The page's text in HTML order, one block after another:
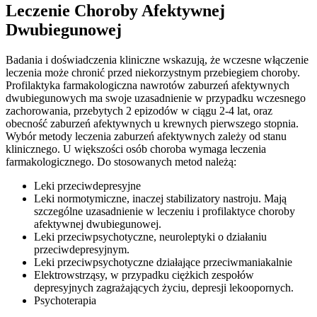
Leczenie Choroby Afektywnej
Dwubiegunowej
Badania i doświadczenia kliniczne wskazują, że wczesne włączenie
leczenia może chronić przed niekorzystnym przebiegiem choroby.
Profilaktyka farmakologiczna nawrotów zaburzeń afektywnych
dwubiegunowych ma swoje uzasadnienie w przypadku wczesnego
zachorowania, przebytych 2 epizodów w ciągu 2-4 lat, oraz
obecność zaburzeń afektywnych u krewnych pierwszego stopnia.
Wybór metody leczenia zaburzeń afektywnych zależy od stanu
klinicznego. U większości osób choroba wymaga leczenia
farmakologicznego. Do stosowanych metod należą:
Leki przeciwdepresyjne
Leki normotymiczne, inaczej stabilizatory nastroju. Mają
szczególne uzasadnienie w leczeniu i profilaktyce choroby
afektywnej dwubiegunowej.
Leki przeciwpsychotyczne, neuroleptyki o działaniu
przeciwdepresyjnym.
Leki przeciwpsychotyczne działające przeciwmaniakalnie
Elektrowstrząsy, w przypadku ciężkich zespołów
depresyjnych zagrażających życiu, depresji lekoopornych.
Psychoterapia